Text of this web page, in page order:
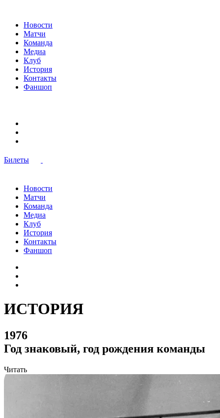
Новости
Матчи
Команда
Медиа
Клуб
История
Контакты
Фаншоп
Билеты
Новости
Матчи
Команда
Медиа
Клуб
История
Контакты
Фаншоп
ИСТОРИЯ
1976
Год знаковый, год рождения команды
Читать